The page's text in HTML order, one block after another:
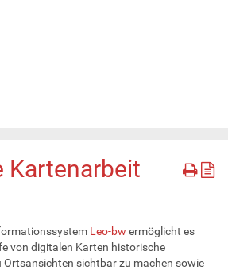
Kartenarbeit
Leo-bw ermöglicht es
von digitalen Karten historische
Ortsansichten sichtbar zu machen sowie